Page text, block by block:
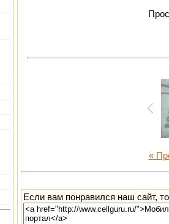
«
Если вам понравился наш сайт,